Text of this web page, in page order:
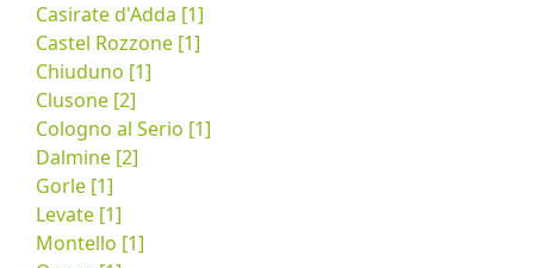
Casirate d'Adda [1]
Castel Rozzone [1]
Chiuduno [1]
Clusone [2]
Cologno al Serio [1]
Dalmine [2]
Gorle [1]
Levate [1]
Montello [1]